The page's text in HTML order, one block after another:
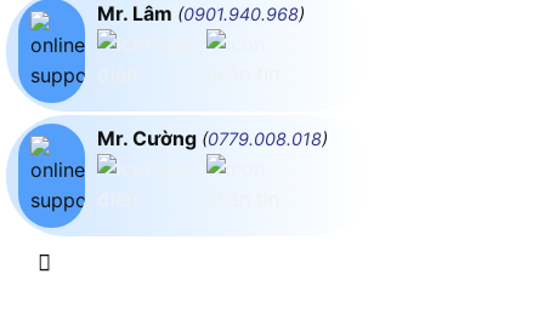
Mr. Lâm (0901.940.968)
Mr. Cường (0779.008.018)